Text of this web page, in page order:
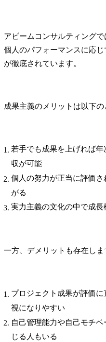
アビームコンサルティングで
個人のパフォーマンスに応
が徹底されています。
成果主義のメリットは以下の
若手でも成果を上げれば
収が可能
個人の努力が正当に評価
がる
実力主義の文化の中で成
一方、デメリットも存在しま
プロジェクト成果が評価
視になりやすい
自己管理能力や自己モチ
じる人もいる